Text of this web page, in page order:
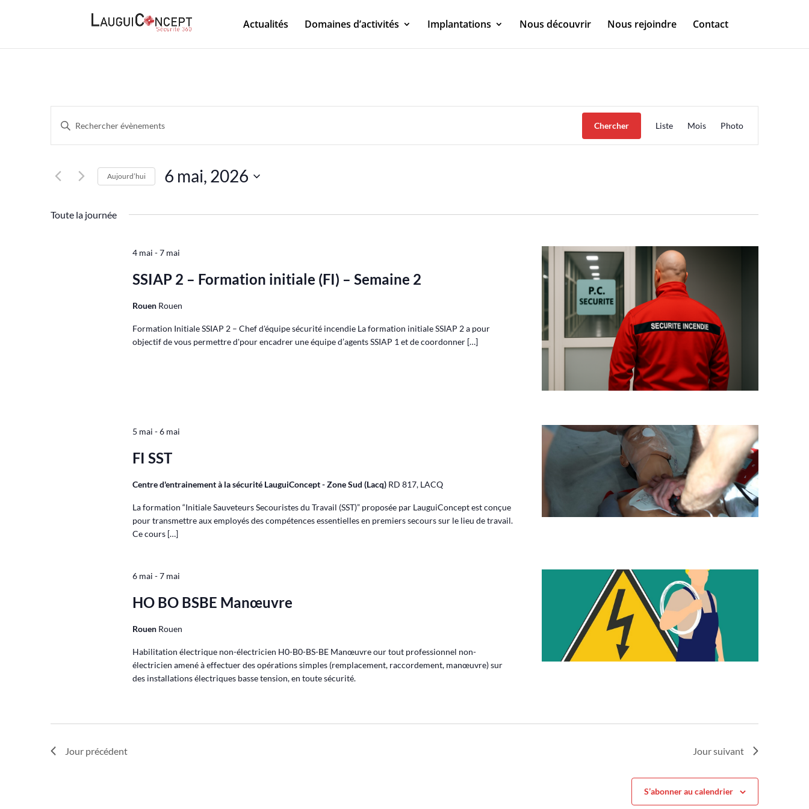
Actualités Domaines d’activités Implantations Nous découvrir Nous rejoindre Contact
Recherche
et
navigation
de
vues
Évènements
Saisir
mot-
Rechercher
Chercher
Navigation
de
vues
Liste Mois Photo
Aujourd’hui 6 mai, 2026
une
Toute la journée
4 mai -7 mai
SSIAP 2 – Formation initiale (FI) – Semaine 2
Rouen Rouen
Formation Initiale SSIAP 2 – Chef d'équipe sécurité incendie La formation initiale SSIAP 2 a pour
objectif de vous permettre d'pour encadrer une équipe d’agents SSIAP 1 et de coordonner […]
5 mai -6 mai
FI SST
Centre d'entrainement à la sécurité LauguiConcept - Zone Sud (Lacq) RD 817, LACQ
La formation “Initiale Sauveteurs Secouristes du Travail (SST)” proposée par LauguiConcept est conçue
pour transmettre aux employés des compétences essentielles en premiers secours sur le lieu de travail.
Ce cours […]
6 mai -7 mai
HO BO BSBE Manœuvre
Rouen Rouen
Habilitation électrique non-électricien H0-B0-BS-BE Manœuvre our tout professionnel non-
électricien amené à effectuer des opérations simples (remplacement, raccordement, manœuvre) sur
des installations électriques basse tension, en toute sécurité.
Jour précédent Jour suivant
S’abonner au calendrier